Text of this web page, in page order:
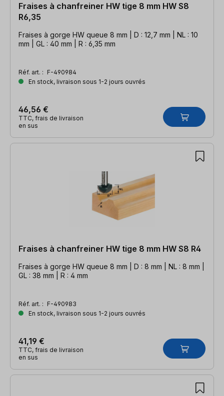
Fraises à chanfreiner HW tige 8 mm HW S8
R6,35
Fraises à gorge HW queue 8 mm | D : 12,7 mm | NL : 10
mm | GL : 40 mm | R : 6,35 mm
Réf. art. : F-490984
En stock, livraison sous 1-2 jours ouvrés
46,56 €
TTC, frais de livraison
en sus
Fraises à chanfreiner HW tige 8 mm HW S8 R4
Fraises à gorge HW queue 8 mm | D : 8 mm | NL : 8 mm |
GL : 38 mm | R : 4 mm
Réf. art. : F-490983
En stock, livraison sous 1-2 jours ouvrés
41,19 €
TTC, frais de livraison
en sus